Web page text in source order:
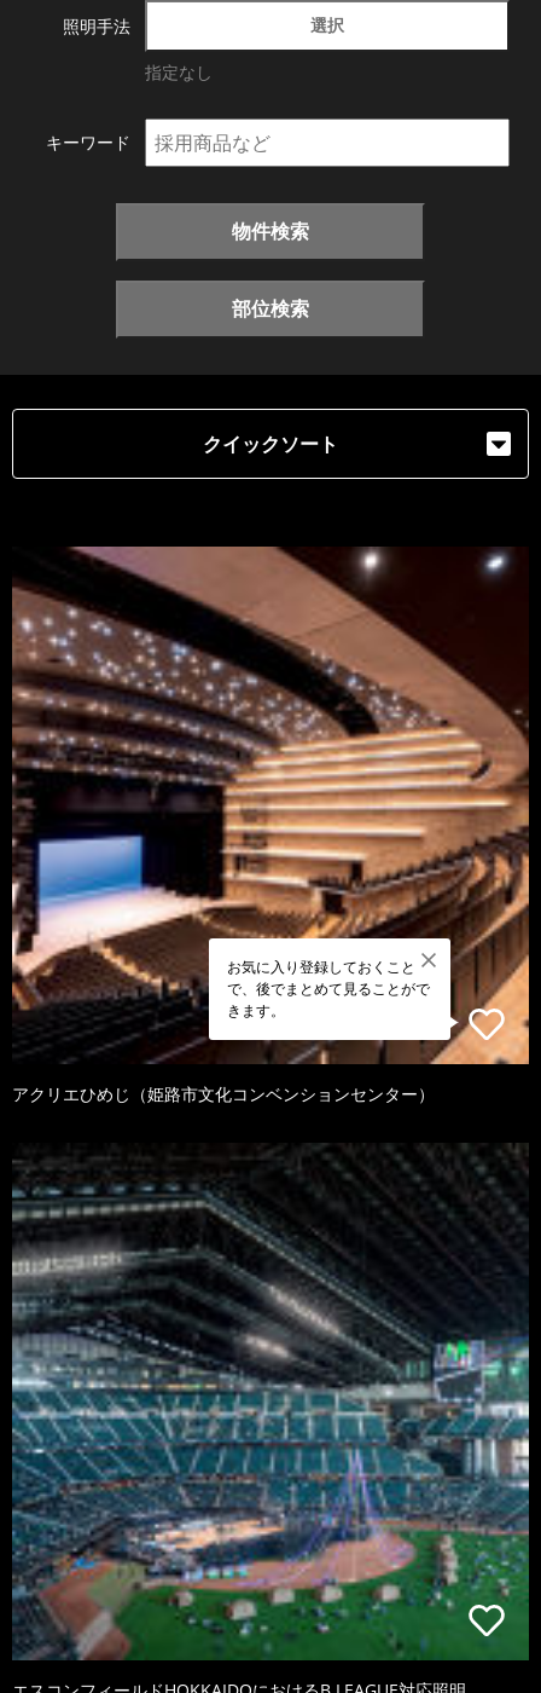
照明手法 選択
指定なし
キーワード
物件検索
部位検索
クイックソート
お気に入り登録しておくこと
で、後でまとめて見ることがで
きます。
アクリエひめじ（姫路市文化コンベンションセンター）